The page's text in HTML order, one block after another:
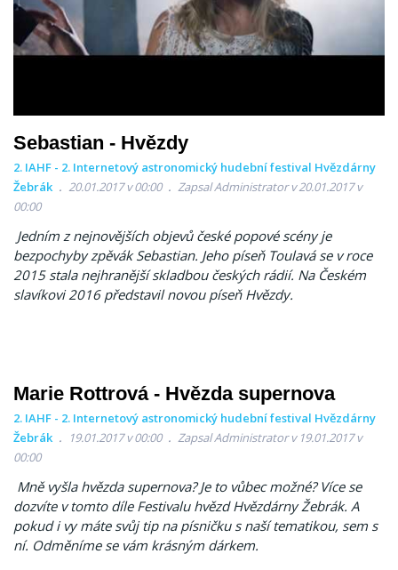
Sebastian - Hvězdy
2. IAHF - 2. Internetový astronomický hudební festival Hvězdárny
Žebrák
20.01.2017 v 00:00
Zapsal Administrator v 20.01.2017 v
00:00
Jedním z nejnovějších objevů české popové scény je
bezpochyby zpěvák Sebastian. Jeho píseň Toulavá se v roce
2015 stala nejhranější skladbou českých rádií. Na Českém
slavíkovi 2016 představil novou píseň Hvězdy.
Marie Rottrová - Hvězda supernova
2. IAHF - 2. Internetový astronomický hudební festival Hvězdárny
Žebrák
19.01.2017 v 00:00
Zapsal Administrator v 19.01.2017 v
00:00
Mně vyšla hvězda supernova? Je to vůbec možné? Více se
dozvíte v tomto díle Festivalu hvězd Hvězdárny Žebrák. A
pokud i vy máte svůj tip na písničku s naší tematikou, sem s
ní. Odměníme se vám krásným dárkem.